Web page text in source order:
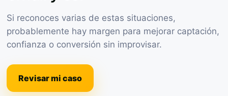
Si reconoces varias de estas situaciones,
probablemente hay margen para mejorar captación,
confianza o conversión sin improvisar.
Revisar mi caso